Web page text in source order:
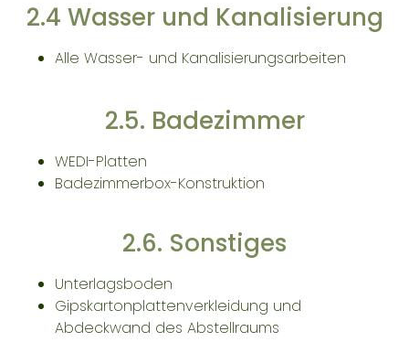
2.4 Wasser und Kanalisierung
Alle Wasser- und Kanalisierungsarbeiten
2.5. Badezimmer
WEDI-Platten
Badezimmerbox-Konstruktion
2.6. Sonstiges
Unterlagsboden
Gipskartonplattenverkleidung und
Abdeckwand des Abstellraums